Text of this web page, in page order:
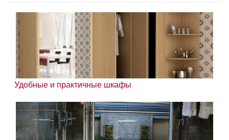
Удобные и практичные шкафы